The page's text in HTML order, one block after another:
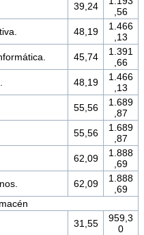
39,24
,56
48,19
1.466
,13
45,74
1.391
,66
48,19
1.466
,13
55,56
1.689
,87
55,56
1.689
,87
62,09
1.888
,69
62,09
1.888
,69
31,55
959,3
0